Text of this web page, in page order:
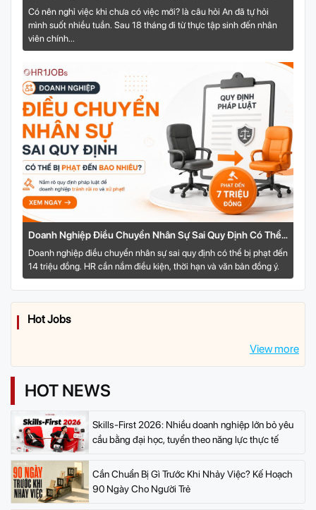
Cần Cân Nhắc
Có nên nghỉ việc khi chưa có việc mới? là câu hỏi An đã tự hỏi
mình suốt nhiều tuần. Sau 18 tháng đi từ thực tập sinh đến nhân
viên chính...
Doanh Nghiệp Điều Chuyển Nhân Sự Sai Quy Định Có Thể
Bị Phạt Đến Bao Nhiêu?
Doanh nghiệp điều chuyển nhân sự sai quy định có thể bị phạt đến
14 triệu đồng. HR cần nắm điều kiện, thời hạn và văn bản đồng ý.
Hot Jobs
View more
HOT NEWS
Skills-First 2026: Nhiều doanh nghiệp lớn bỏ yêu
cầu bằng đại học, tuyển theo năng lực thực tế
Cần Chuẩn Bị Gì Trước Khi Nhảy Việc? Kế Hoạch
90 Ngày Cho Người Trẻ